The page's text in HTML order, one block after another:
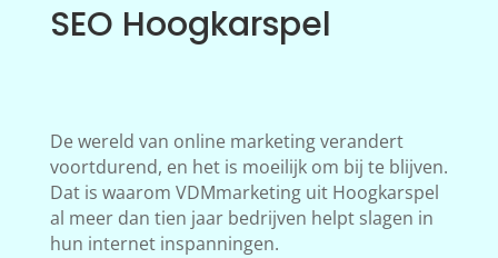
SEO Hoogkarspel
De wereld van online marketing verandert
voortdurend, en het is moeilijk om bij te blijven.
Dat is waarom VDMmarketing uit Hoogkarspel
al meer dan tien jaar bedrijven helpt slagen in
hun internet inspanningen.